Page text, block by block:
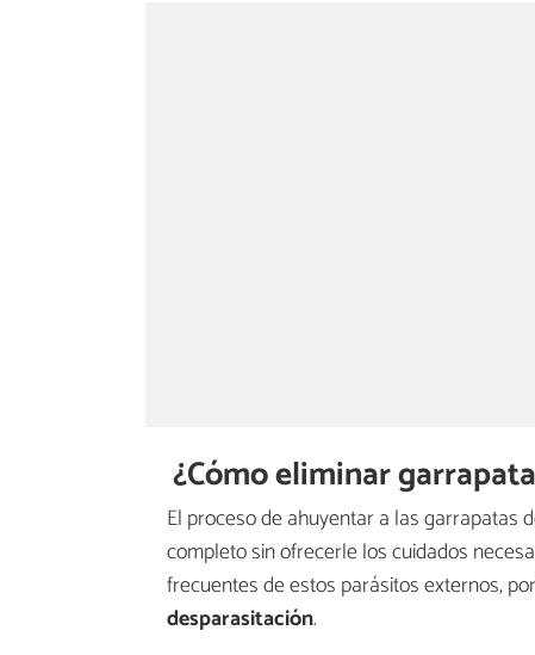
¿Cómo eliminar
El proceso de ahuyentar a las garrapatas
completo sin ofrecerle los cuidados
frecuentes de estos parásitos externos,
desparasitación.